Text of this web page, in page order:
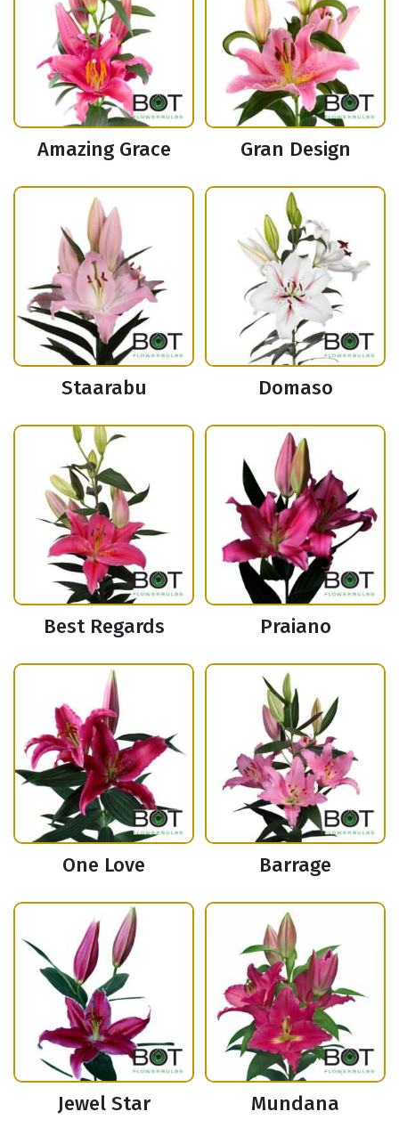
Amazing Grace Gran Design
Staarabu Domaso
Best Regards Praiano
One Love Barrage
Jewel Star Mundana